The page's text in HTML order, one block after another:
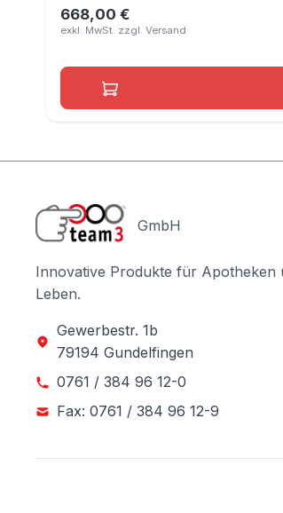
Regulärer Preis:
668,00 €
GmbH
Innovative Produkte für Apotheken
Leben.
Gewerbestr. 1b
79194 Gundelfingen
0761 / 384 96 12-0
Fax: 0761 / 384 96 12-9